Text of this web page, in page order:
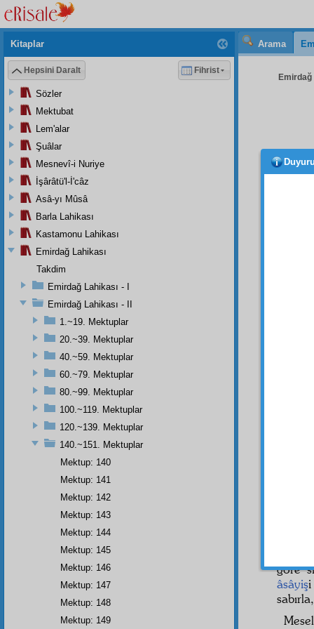
Arama
Emirdağ
gibi,
göre
âsâyişi
sabırla,
Kitaplar
Hepsini Daralt Fihrist
Sözler
Mektubat
Lem'alar
Şuâlar
Mesnevî-i Nuriye
İşârâtü'l-İ'câz
Asâ-yı Mûsâ
Barla Lahikası
Kastamonu Lahikası
Emirdağ Lahikası
Takdim
Emirdağ Lahikası - I
Emirdağ Lahikası - II
1.~19. Mektuplar
20.~39. Mektuplar
40.~59. Mektuplar
60.~79. Mektuplar
80.~99. Mektuplar
100.~119. Mektuplar
120.~139. Mektuplar
140.~151. Mektuplar
Mektup: 140
Mektup: 141
Mektup: 142
Mektup: 143
Mektup: 144
Mektup: 145
Mektup: 146
Mektup: 147
Mektup: 148
Mektup: 149
Duyuru